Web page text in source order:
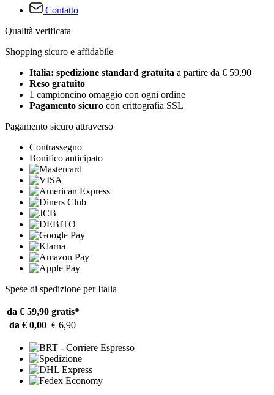
Contatto
Qualità verificata
Shopping sicuro e affidabile
Italia: spedizione standard gratuita a partire da € 59,90
Reso gratuito
1 campioncino omaggio con ogni ordine
Pagamento sicuro con crittografia SSL
Pagamento sicuro attraverso
Contrassegno
Bonifico anticipato
Spese di spedizione per Italia
da € 59,90 gratis*
da € 0,00 € 6,90